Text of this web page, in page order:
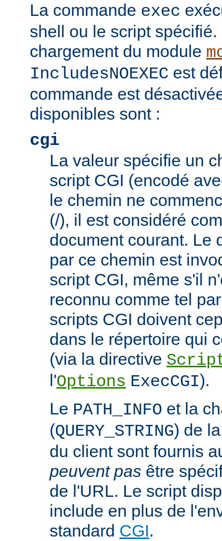
La commande exec
shell ou le script
chargement du module
IncludesNOEXEC est
commande est
disponibles sont :
cgi
La valeur spécifie un
script CGI (encodé
le chemin ne
(/), il est considéré
document courant. Le
par ce chemin est
script CGI, même s'il
reconnu comme tel
scripts CGI doivent
dans le répertoire qui
(via la directive
l'Options ExecCGI).
Le PATH_INFO et la
(QUERY_STRING) de
du client sont fournis
peuvent pas être
de l'URL. Le script
include en plus de
standard CGI.